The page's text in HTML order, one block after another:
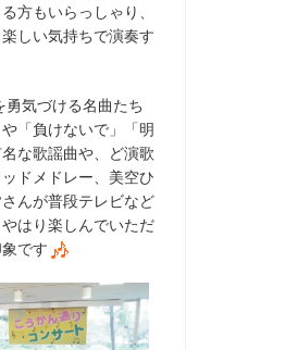
方もいらっしゃり、
しい気持ちで演奏す
勇気づける名曲たち
「負けないで」「明
な歌謡曲や、ど演歌
ドメドレー、美空ひ
んが普段テレビなど
はり楽しんでいただ
です